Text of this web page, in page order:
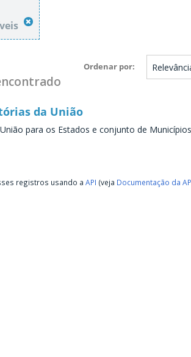
Ordenar por
da União
para os Estados e conjunto de
registros usando aAPI (veja Documentação da